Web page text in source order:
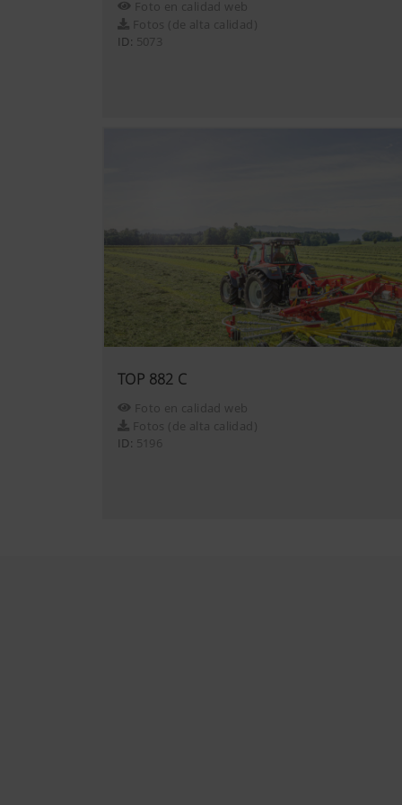
Queremos mostrarle
web (incluidas las cookies)
hl=eshttps://
cookies de
Foto en calidad web
Fotos (de alta calidad)
ID: 5073
TOP 882 C
Foto en calidad web
Fotos (de alta calidad)
ID: 5196